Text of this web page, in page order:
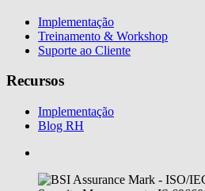
Implementação
Treinamento & Workshop
Suporte ao Cliente
Recursos
Implementação
Blog RH